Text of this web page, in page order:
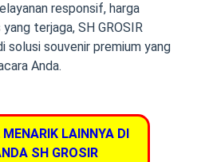
responsif, harga
terjaga, SH GROSIR
solusi souvenir premium yang
Anda.
LAINNYA DI
SH GROSIR